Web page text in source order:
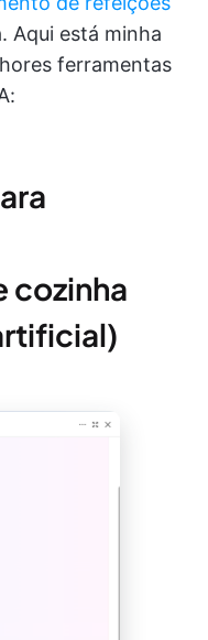
Aqui está minha
ferramentas
cozinha